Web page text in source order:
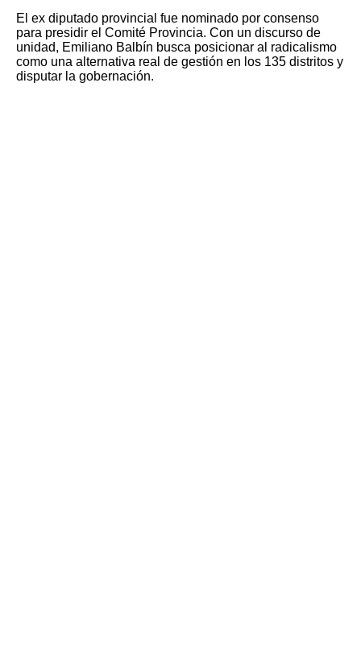
El ex diputado provincial fue nominado por consenso
para presidir el Comité Provincia. Con un discurso de
unidad, Emiliano Balbín busca posicionar al radicalismo
como una alternativa real de gestión en los 135 distritos y
disputar la gobernación.